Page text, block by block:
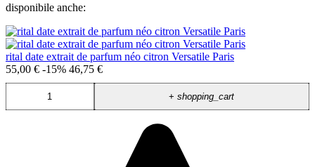
disponibile anche:
rital date extrait de parfum néo citron Versatile Paris
55,00 € -15% 46,75 €
+shopping_cart